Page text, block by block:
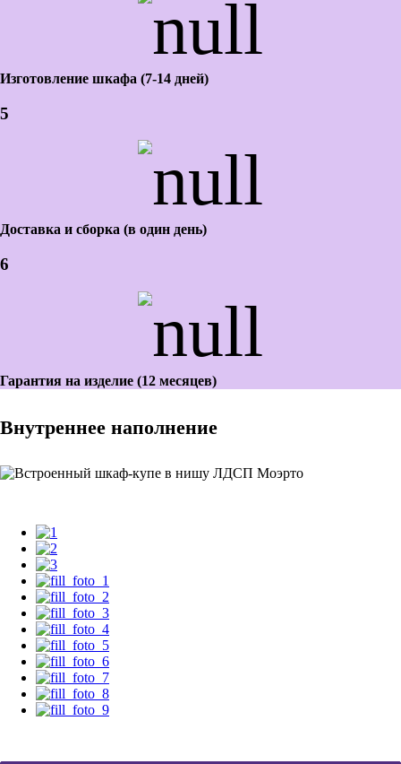
Изготовление шкафа (7-14 дней)
5
Доставка и сборка (в один день)
6
Гарантия на изделие (12 месяцев)
Внутреннее наполнение